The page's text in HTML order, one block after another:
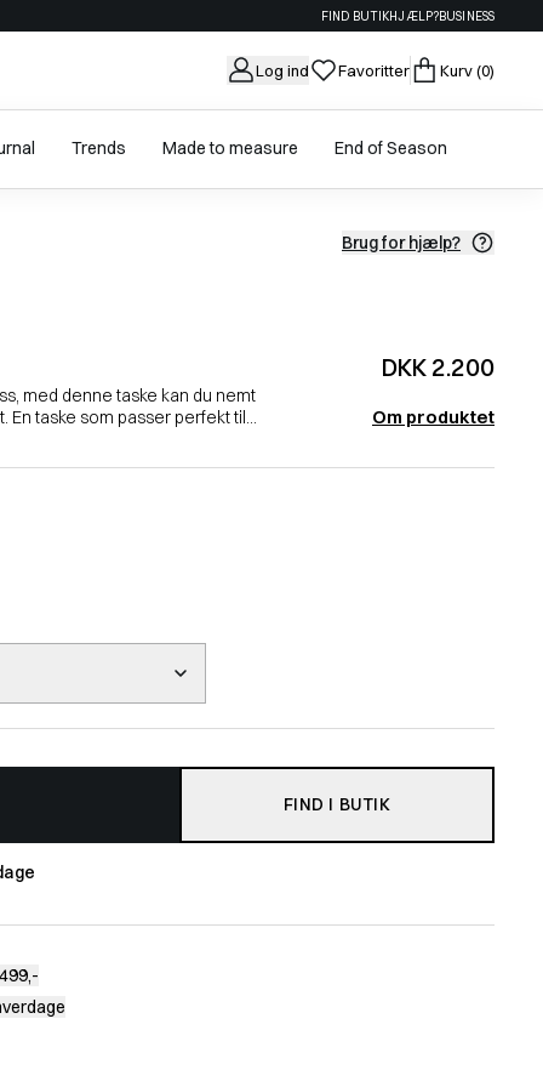
FIND BUTIKHJÆLP?BUSINESS
Log ind Favoritter Kurv(0)
Trends Made to measure End of Season
Brug for hjælp?
DKK 2.200
med denne taske kan du nemt
taske som passer perfekt til...
Om produktet
FIND I BUTIK